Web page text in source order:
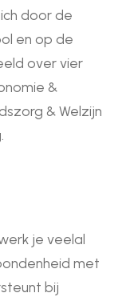
door de
en op de
over vier
&
& Welzijn
je veelal
met
bij